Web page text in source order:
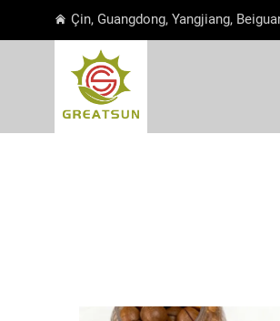
Çin, Guangdong, Yangjiang,